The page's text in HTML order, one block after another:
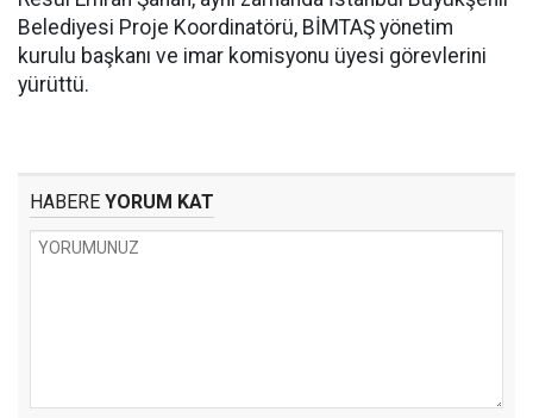
Belediyesi Proje Koordinatörü, BİMTAŞ yönetim
kurulu başkanı ve imar komisyonu üyesi görevlerini
yürüttü.
HABERE YORUM KAT